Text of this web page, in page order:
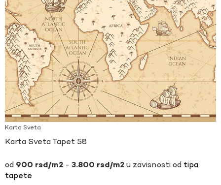
Karta Sveta
Karta Sveta Tapet 58
900 rsd - 3.800 rsd u zavisnosti od tipa
tapete